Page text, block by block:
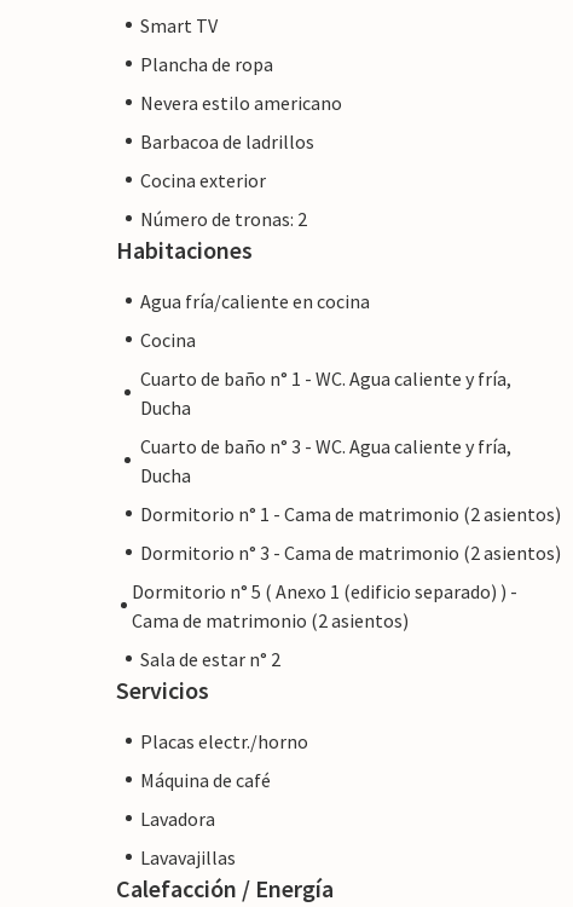
Smart TV
Plancha de ropa
Nevera estilo americano
Barbacoa de ladrillos
Cocina exterior
Número de tronas: 2
Habitaciones
Agua fría/caliente en cocina
Cocina
Cuarto de baño n° 1 - WC. Agua caliente y fría,
Ducha
Cuarto de baño n° 3 - WC. Agua caliente y fría,
Ducha
Dormitorio n° 1 - Cama de matrimonio (2 asientos)
Dormitorio n° 3 - Cama de matrimonio (2 asientos)
Dormitorio n° 5 ( Anexo 1 (edificio separado) ) -
Cama de matrimonio (2 asientos)
Sala de estar n° 2
Servicios
Placas electr./horno
Máquina de café
Lavadora
Lavavajillas
Calefacción / Energía